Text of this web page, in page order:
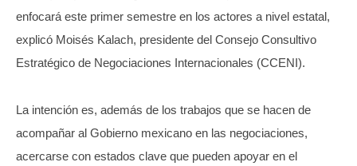
enfocará este primer semestre en los actores a nivel estatal,
explicó Moisés Kalach, presidente del Consejo Consultivo
Estratégico de Negociaciones Internacionales (CCENI).
La intención es, además de los trabajos que se hacen de
acompañar al Gobierno mexicano en las negociaciones,
acercarse con estados clave que pueden apoyar en el